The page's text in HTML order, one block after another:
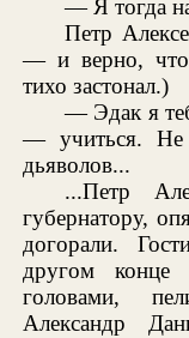
— Я тогда
Петр
— и верно, что
тихо застонал.)
— Эдак я
— учиться. Не
дьяволов...
...Петр
губернатору,
догорали.
другом конце
головами,
Александр